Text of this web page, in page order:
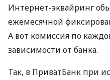
Интернет-эквайринг
ежемесячной
А вот комиссия по
зависимости от банка.
Так, в ПриватБанк при